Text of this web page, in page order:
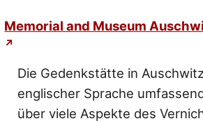
Memorial and Museum
Die Gedenkstätte in
englischer Sprache
über viele Aspekte des